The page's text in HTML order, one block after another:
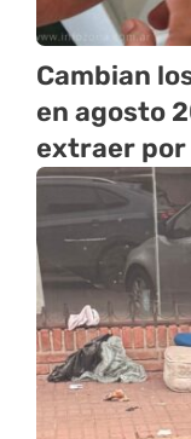
Cambian
en agosto
extraer por